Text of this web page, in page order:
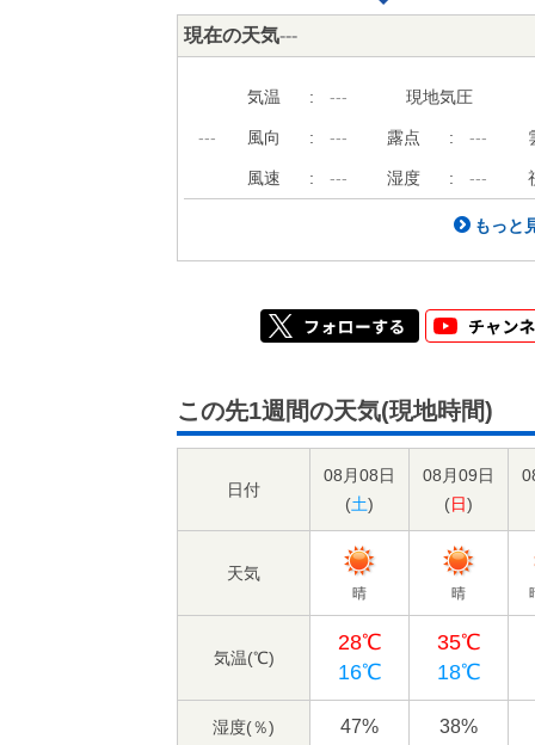
現在の天気---
---
気温 : --- 現地気圧
風向 : --- 露点 : ---
風速 : --- 湿度 : ---
もっと
この先1週間の天気(現地時間)
日付
08月08日
(土)
08月09日
(日)
天気
晴 晴
気温(℃)
28℃
16℃
35℃
18℃
湿度(％) 47% 38%